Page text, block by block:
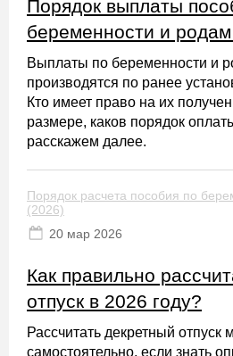
Порядок выплаты
беременности и
Выплаты по беременности и
производятся по ранее
Кто имеет право на их
размере, каков порядок
расскажем далее.
Порядок расчета пособия по
(2026)
20 мaр 2026
Как правильно
отпуск в 2026 году?
Рассчитать декретный отпуск
самостоятельно, если знать